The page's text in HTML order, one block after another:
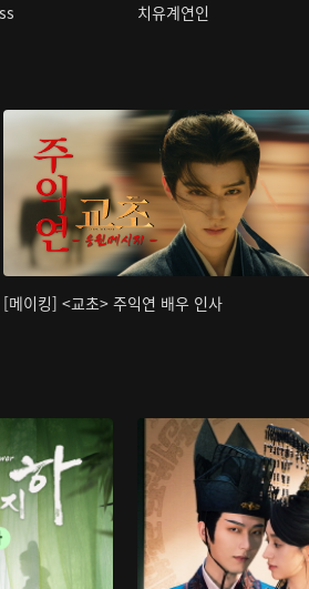
치유계연인
[메이킹] <교초> 주익연 배우 인사